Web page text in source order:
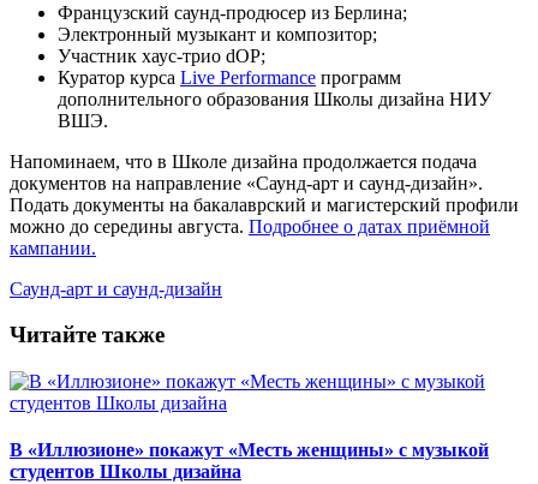
Французский саунд-продюсер из Берлина;
Электронный музыкант и композитор;
Участник хаус-трио dOP;
Куратор курса Live Performance программ
дополнительного образования Школы дизайна НИУ
ВШЭ.
Напоминаем, что в Школе дизайна продолжается подача
документов на направление «Саунд-арт и саунд-дизайн».
Подать документы на бакалаврский и магистерский профили
можно до середины августа. Подробнее о датах приёмной
кампании.
Саунд-арт и саунд-дизайн
Читайте также
В «Иллюзионе» покажут «Месть женщины» с музыкой
студентов Школы дизайна